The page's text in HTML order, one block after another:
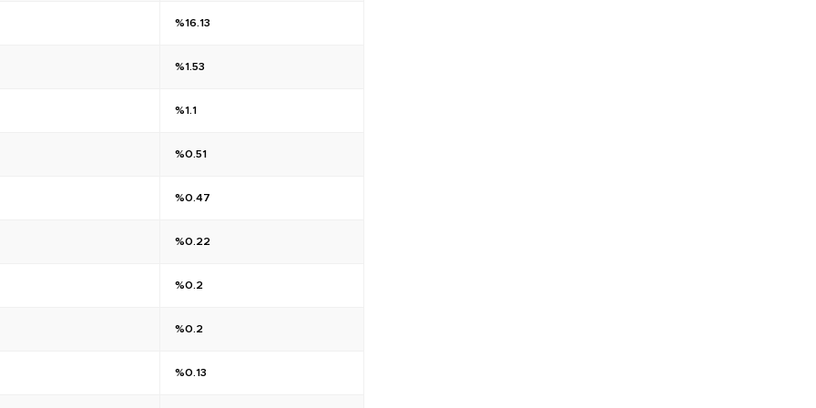
%16.13
%1.53
%1.1
%0.51
%0.47
%0.22
%0.2
%0.2
%0.13